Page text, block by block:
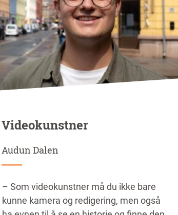
Videokunstner
Audun Dalen
– Som videokunstner må du ikke bare
kunne kamera og redigering, men også